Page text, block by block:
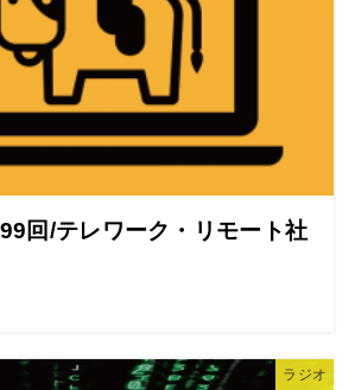
回/テレワーク・リモート社
ラジオ